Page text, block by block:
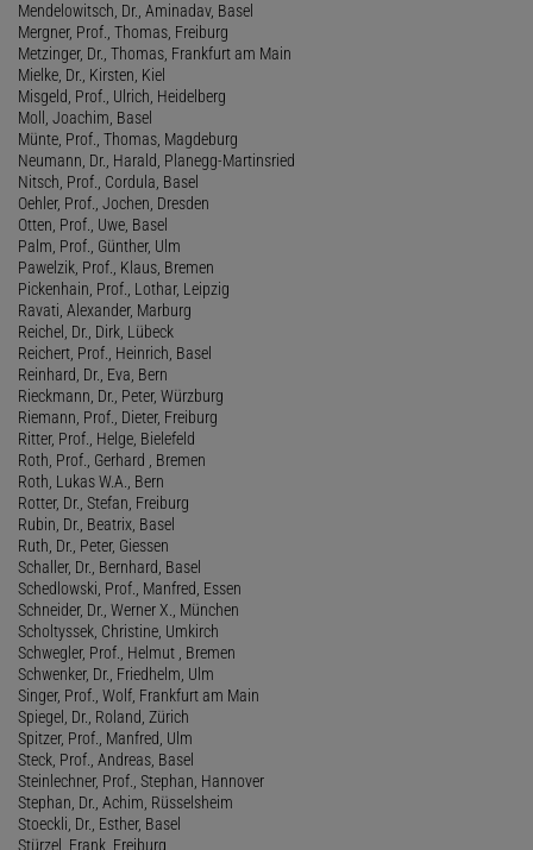
Mendelowitsch, Dr., Aminadav, Basel
Mergner, Prof., Thomas, Freiburg
Metzinger, Dr., Thomas, Frankfurt am Main
Mielke, Dr., Kirsten, Kiel
Misgeld, Prof., Ulrich, Heidelberg
Moll, Joachim, Basel
Münte, Prof., Thomas, Magdeburg
Neumann, Dr., Harald, Planegg-Martinsried
Nitsch, Prof., Cordula, Basel
Oehler, Prof., Jochen, Dresden
Otten, Prof., Uwe, Basel
Palm, Prof., Günther, Ulm
Pawelzik, Prof., Klaus, Bremen
Pickenhain, Prof., Lothar, Leipzig
Ravati, Alexander, Marburg
Reichel, Dr., Dirk, Lübeck
Reichert, Prof., Heinrich, Basel
Reinhard, Dr., Eva, Bern
Rieckmann, Dr., Peter, Würzburg
Riemann, Prof., Dieter, Freiburg
Ritter, Prof., Helge, Bielefeld
Roth, Prof., Gerhard , Bremen
Roth, Lukas W.A., Bern
Rotter, Dr., Stefan, Freiburg
Rubin, Dr., Beatrix, Basel
Ruth, Dr., Peter, Giessen
Schaller, Dr., Bernhard, Basel
Schedlowski, Prof., Manfred, Essen
Schneider, Dr., Werner X., München
Scholtyssek, Christine, Umkirch
Schwegler, Prof., Helmut , Bremen
Schwenker, Dr., Friedhelm, Ulm
Singer, Prof., Wolf, Frankfurt am Main
Spiegel, Dr., Roland, Zürich
Spitzer, Prof., Manfred, Ulm
Steck, Prof., Andreas, Basel
Steinlechner, Prof., Stephan, Hannover
Stephan, Dr., Achim, Rüsselsheim
Stoeckli, Dr., Esther, Basel
Stürzel, Frank, Freiburg